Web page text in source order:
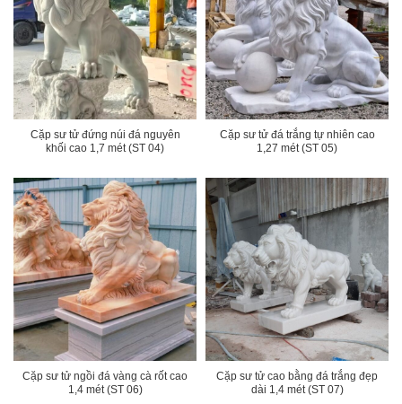
Cặp sư tử đứng núi đá nguyên
khối cao 1,7 mét (ST 04)
Cặp sư tử đá trắng tự nhiên cao
1,27 mét (ST 05)
Cặp sư tử ngồi đá vàng cà rốt cao
1,4 mét (ST 06)
Cặp sư tử cao bằng đá trắng đẹp
dài 1,4 mét (ST 07)